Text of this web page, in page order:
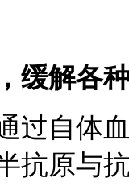
缓解各
自体血
抗原与